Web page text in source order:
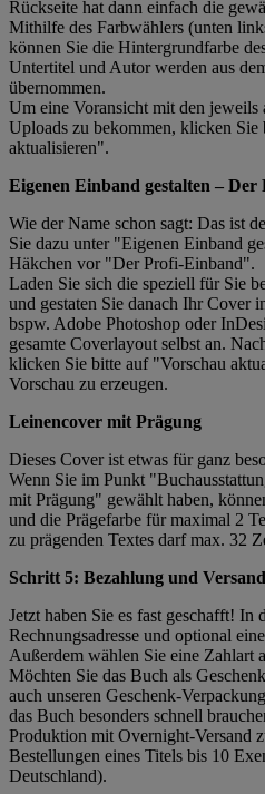
Rückseite hat dann einfach die
Mithilfe des Farbwählers (unten
können Sie die Hintergrundfarbe
Untertitel und Autor werden aus
übernommen.
Um eine Voransicht mit den jeweils
Uploads zu bekommen, klicken Sie
aktualisieren".
Eigenen Einband gestalten –
Wie der Name schon sagt: Das ist
Sie dazu unter "Eigenen Einband
Häkchen vor "Der Profi-Einband".
Laden Sie sich die speziell für Sie
und gestaten Sie danach Ihr Cover
bspw. Adobe Photoshop oder
gesamte Coverlayout selbst an.
klicken Sie bitte auf "Vorschau
Vorschau zu erzeugen.
Leinencover mit Prägung
Dieses Cover ist etwas für ganz
Wenn Sie im Punkt
mit Prägung" gewählt haben,
und die Prägefarbe für maximal 2
zu prägenden Textes darf max. 32
Schritt 5: Bezahlung und Versand
Jetzt haben Sie es fast geschafft! In
Rechnungsadresse und optional
Außerdem wählen Sie eine Zahlart
Möchten Sie das Buch als
auch unseren Geschenk-
das Buch besonders schnell
Produktion mit Overnight-Versand
Bestellungen eines Titels bis 10
Deutschland).